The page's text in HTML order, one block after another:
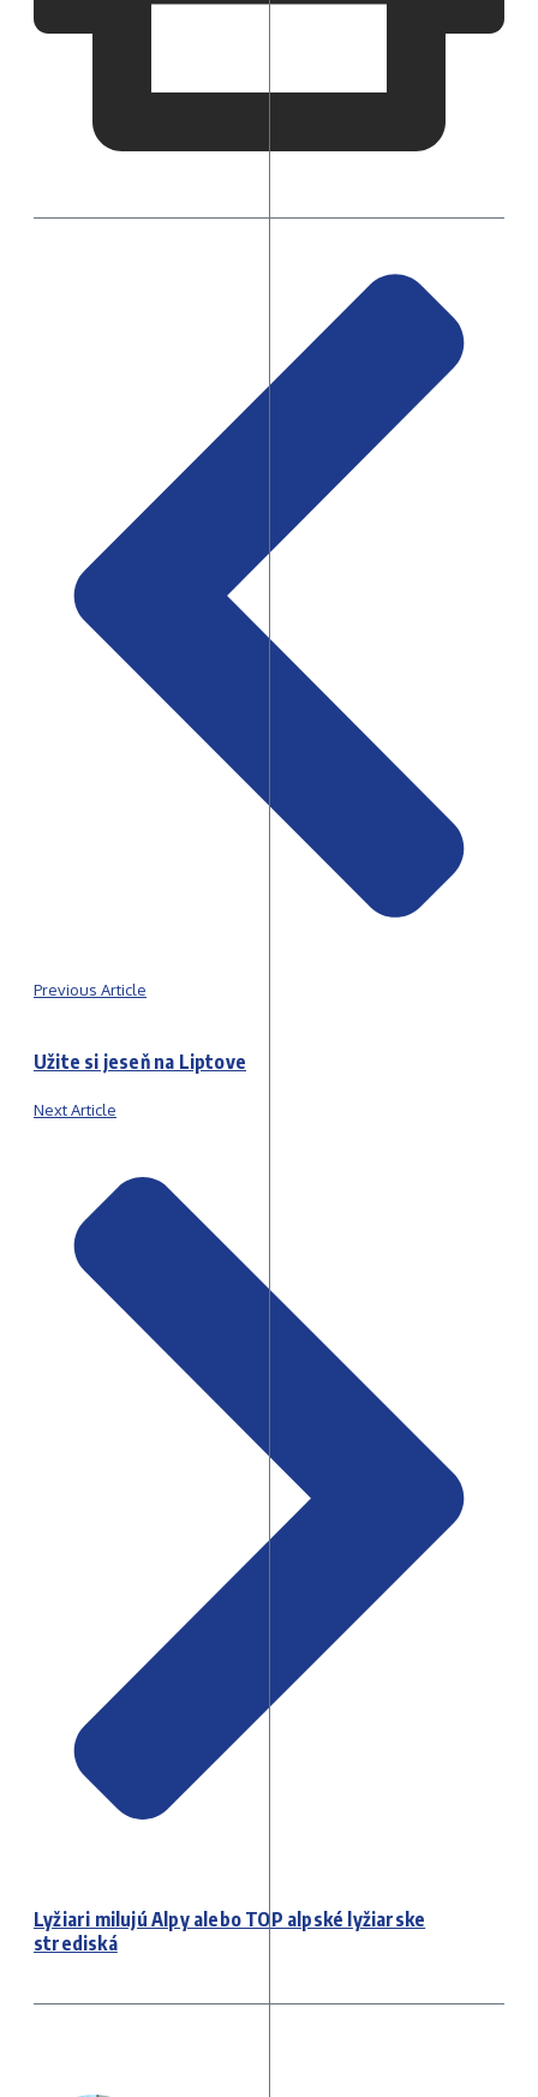
Previous Article
Užite si jeseň na Liptove
Next Article
Lyžiari milujú Alpy alebo TOP alpské lyžiarske
strediská